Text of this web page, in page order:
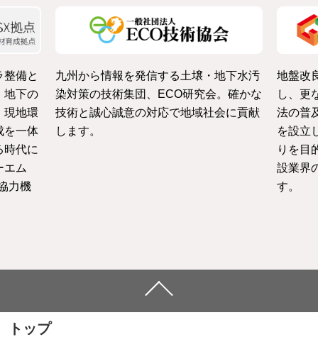
備と
地下の
現地環
を一体
時代に
エム
力機
九州から情報を発信する土壌・地下水汚
染対策の技術集団、ECO研究会。確かな
技術と誠心誠意の対応で地域社会に貢献
します。
地盤改
し、更
法の普
を設立
りを目
設業界
す。
トップ